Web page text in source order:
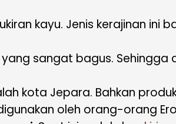
kayu. Jenis kerajinan ini
sangat bagus.
kota Jepara. Bahkan
oleh orang-orang